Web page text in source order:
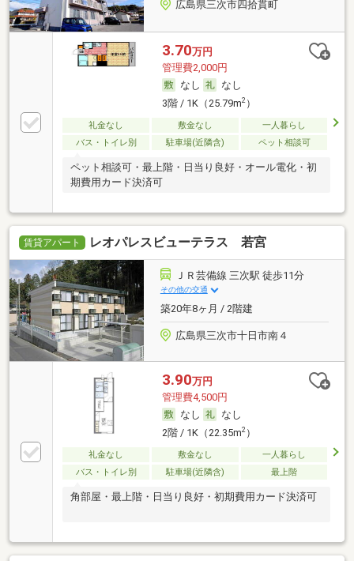
広島県三次市四拾貫町
3.70万円
管理費2,000円
なし
なし
3階 / 1K（25.79m2）
礼金なし 敷金なし
一人暮らし
バス・トイレ別
駐車場(近隣含) ペット相談可
ペット相談可・最上階・日当り良好・オール電化・初
期費用カード決済可
賃貸アパート レオパレスビューテラス 若宮
ＪＲ芸備線 三次駅 徒歩11分
その他の交通
築20年8ヶ月 / 2階建
広島県三次市十日市南４
3.90万円
管理費4,500円
なし
なし
2階 / 1K（22.35m2）
礼金なし 敷金なし
一人暮らし
バス・トイレ別
駐車場(近隣含) 最上階
角部屋・最上階・日当り良好・初期費用カード決済可